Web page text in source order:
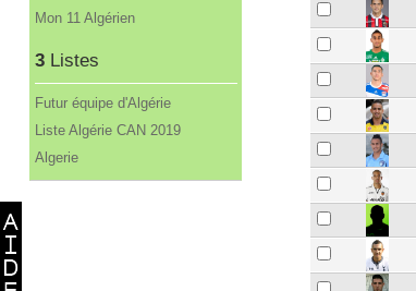
Mon 11 Algérien
3Listes
Futur équipe d'Algérie
Liste Algérie CAN 2019
Algerie